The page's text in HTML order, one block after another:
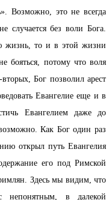
Возможно, это не всегда
случается без воли Бога.
жизнь, то и в этой жизни
бояться, потому что воля
Бог позволил арест
Евангелие еще и в
Евангелием даже до
Как Бог один раз
открыл путь Евангелия
его под Римской
Здесь мы видим, что
непонятным, в далекой